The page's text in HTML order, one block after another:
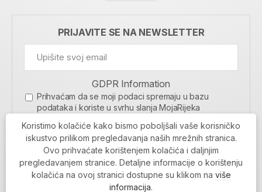
PRIJAVITE SE NA NEWSLETTER
GDPR Information
Prihvaćam da se moji podaci spremaju u bazu
podataka i koriste u svrhu slanja MojaRijeka
MOJARIJEKA NEWSLETTER
PRIJAVI SE
Koristimo kolačiće kako bismo poboljšali vaše korisničko
iskustvo prilikom pregledavanja naših mrežnih stranica.
Ovo prihvaćate korištenjem kolačića i daljnjim
pregledavanjem stranice. Detaljne informacije o korištenju
kolačića na ovoj stranici dostupne su klikom na više
informacija.